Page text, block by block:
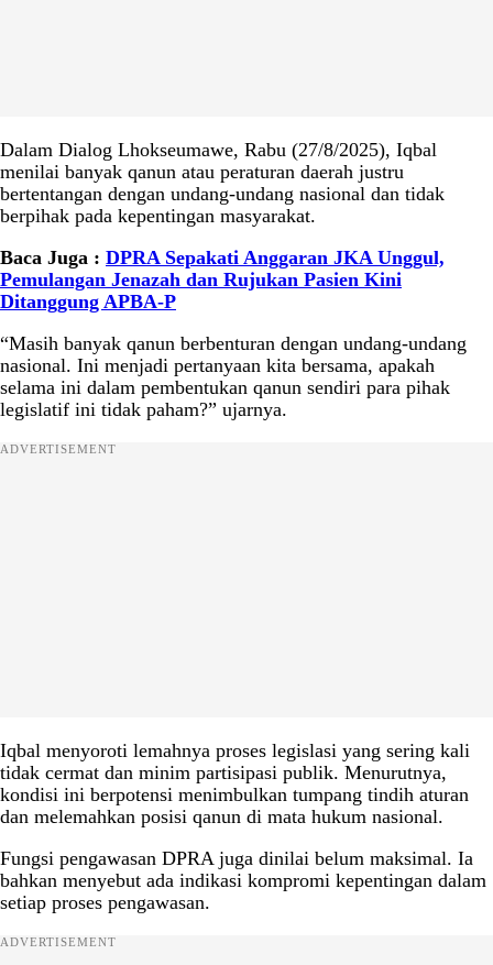
Dalam Dialog Lhokseumawe, Rabu (27/8/2025), Iqbal
menilai banyak qanun atau peraturan daerah justru
bertentangan dengan undang-undang nasional dan tidak
berpihak pada kepentingan masyarakat.
Baca Juga : DPRA Sepakati Anggaran JKA Unggul,
Pemulangan Jenazah dan Rujukan Pasien Kini
Ditanggung APBA-P
“Masih banyak qanun berbenturan dengan undang-undang
nasional. Ini menjadi pertanyaan kita bersama, apakah
selama ini dalam pembentukan qanun sendiri para pihak
legislatif ini tidak paham?” ujarnya.
ADVERTISEMENT
Iqbal menyoroti lemahnya proses legislasi yang sering kali
tidak cermat dan minim partisipasi publik. Menurutnya,
kondisi ini berpotensi menimbulkan tumpang tindih aturan
dan melemahkan posisi qanun di mata hukum nasional.
Fungsi pengawasan DPRA juga dinilai belum maksimal. Ia
bahkan menyebut ada indikasi kompromi kepentingan dalam
setiap proses pengawasan.
ADVERTISEMENT